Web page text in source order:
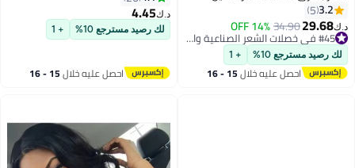
طبيعي بني
14% OFF
#45 في خصلات الشعر الصناعية والبواريك
#45 في خصلات الشعر الصناعية والبواريك + 1
خلال 15 - 16
لك رصيد مسترجع 10% + 1
احصل عليه خلال 15 - 16